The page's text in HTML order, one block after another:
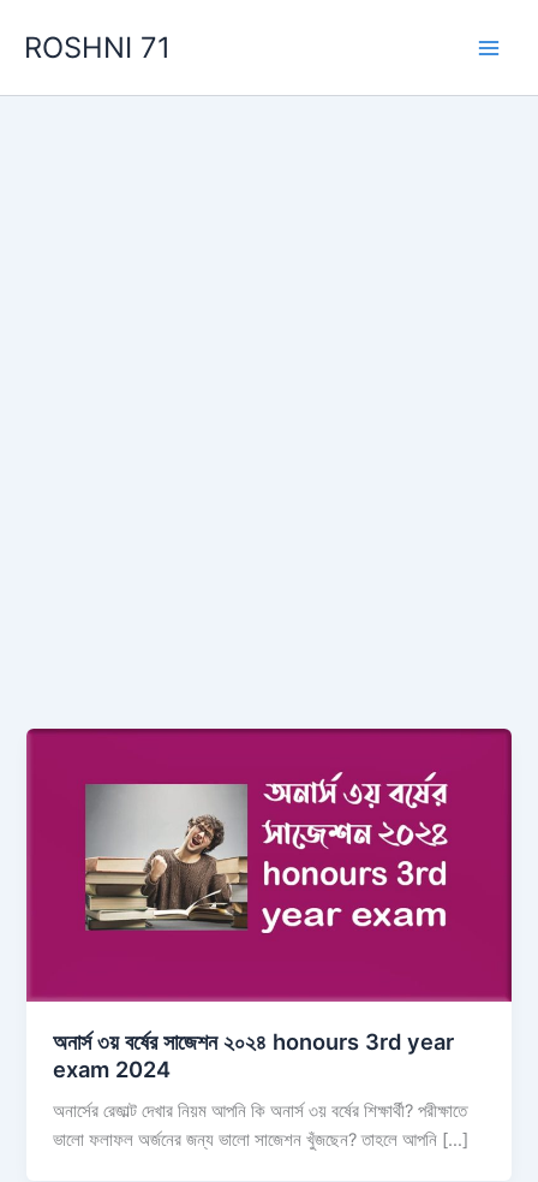
ROSHNI 71
অনার্স ৩য় বর্ষের সাজেশন ২০২৪ honours 3rd year
exam 2024
অনার্সের রেজাল্ট দেখার নিয়ম আপনি কি অনার্স ৩য় বর্ষের শিক্ষার্থী? পরীক্ষাতে
ভালো ফলাফল অর্জনের জন্য ভালো সাজেশন খুঁজছেন? তাহলে আপনি […]